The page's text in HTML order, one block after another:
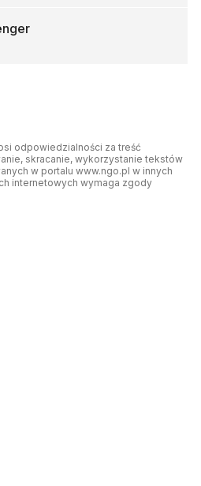
odpowiedzialności za treść
skracanie, wykorzystanie tekstów
w portalu www.ngo.pl w innych
internetowych wymaga zgody